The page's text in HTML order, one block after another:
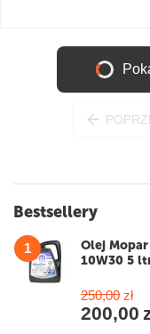
Bestsellery
1
Olej Mopar
10W30 5
250,00 zł
200,00